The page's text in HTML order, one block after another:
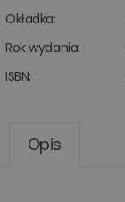
Okładka:
Rok wydania:
ISBN:
Opis